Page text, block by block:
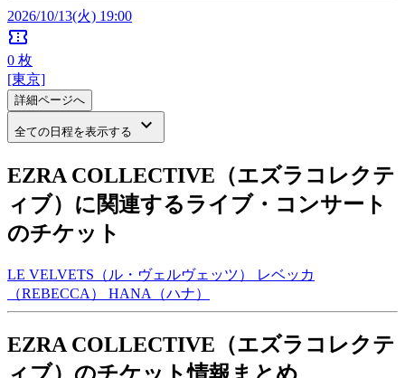
2026/10/13(火) 19:00
confirmation_number
0 枚
[東京]
詳細ページへ
全ての日程を表示する keyboard_arrow_down
EZRA COLLECTIVE（エズラコレクテ
ィブ）に関連するライブ・コンサート
のチケット
LE VELVETS（ル・ヴェルヴェッツ）
レベッカ
（REBECCA） HANA（ハナ）
EZRA COLLECTIVE（エズラコレクテ